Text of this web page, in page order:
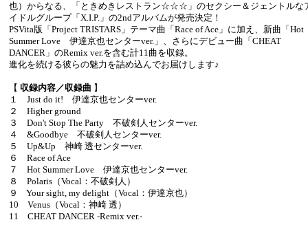
也）からなる、「ときめきレストラン☆☆☆」のセクシー＆ジェントルな
イドルグループ「X.I.P.」の2ndアルバムが発売決定！
PSVita版「Project TRISTARS」テーマ曲「Race of Ace」に加え、新曲「Hot
Summer Love 伊達京也センターver.」、さらにデビュー曲「CHEAT
DANCER」のRemix ver.を含む計11曲を収録。
進化を続ける彼らの魅力を詰め込んでお届けします♪
【 収録内容／収録曲 】
１ Just do it! 伊達京也センターver.
２ Higher ground
３ Don't Stop The Party 不破剣人センターver.
４ &Goodbye 不破剣人センターver.
５ Up&Up 神崎 透センターver.
６ Race of Ace
７ Hot Summer Love 伊達京也センターver.
８ Polaris（Vocal：不破剣人）
９ Your sight, my delight（Vocal：伊達京也）
10 Venus（Vocal：神崎 透）
11 CHEAT DANCER -Remix ver.-